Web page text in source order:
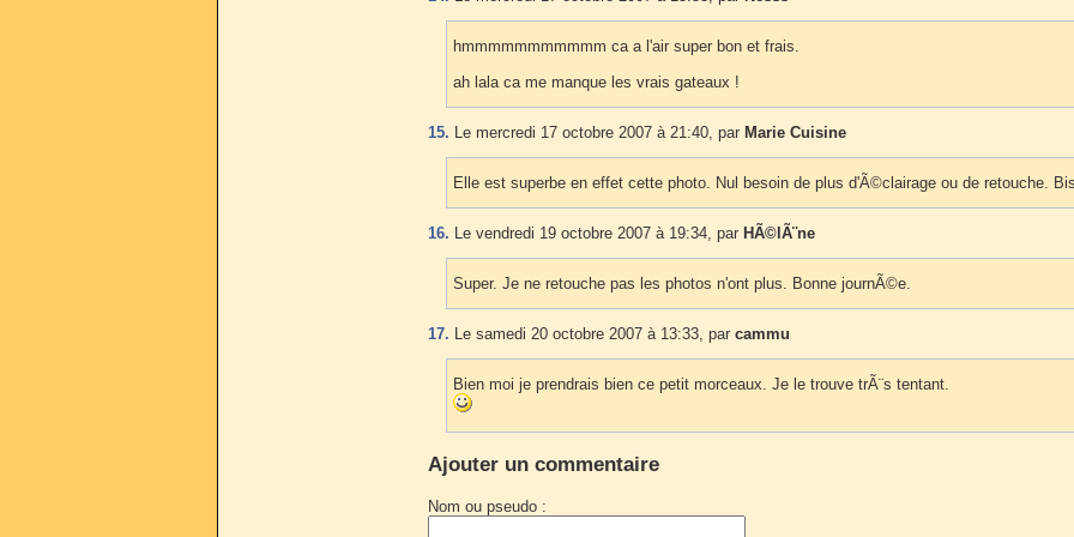
hmmmmmmmmmmm ca a l'air super bon et frais.
ah lala ca me manque les vrais gateaux !
15. Le mercredi 17 octobre 2007 à 21:40, par Marie Cuisine
Elle est superbe en effet cette photo. Nul besoin de plus d'Ã©clairage ou de retouche.
16. Le vendredi 19 octobre 2007 à 19:34, par HÃ©lÃ¨ne
Super. Je ne retouche pas les photos n'ont plus. Bonne journÃ©e.
17. Le samedi 20 octobre 2007 à 13:33, par cammu
Bien moi je prendrais bien ce petit morceaux. Je le trouve trÃ¨s tentant.
Ajouter un commentaire
Nom ou pseudo :